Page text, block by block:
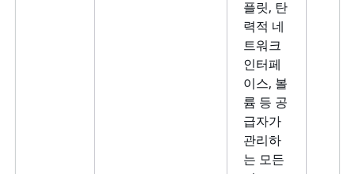
플릿, 탄
력적 네
트워크
인터페
이스, 볼
륨 등 공
급자가
관리하
는 모든